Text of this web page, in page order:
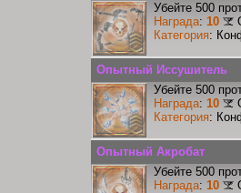
Убейте 500
Награда: 10
Категория:
Опытный Иссушитель
Убейте 500
Награда: 10
Категория:
Опытный Акробат
Убейте 500
Награда: 10